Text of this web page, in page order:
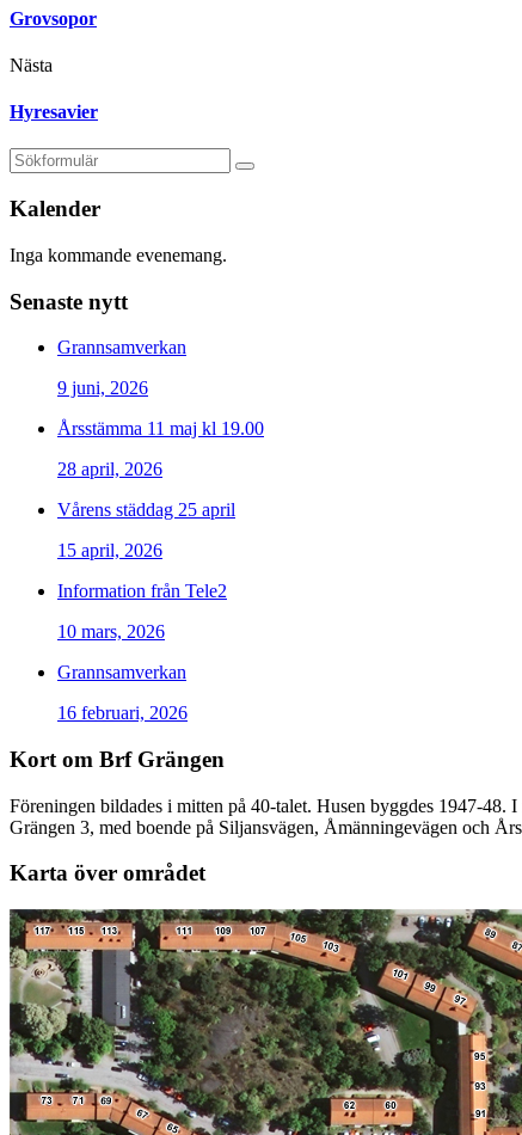
Grovsopor
Nästa
Hyresavier
Kalender
Inga kommande evenemang.
Senaste nytt
Grannsamverkan
9 juni, 2026
Årsstämma 11 maj kl 19.00
28 april, 2026
Vårens städdag 25 april
15 april, 2026
Information från Tele2
10 mars, 2026
Grannsamverkan
16 februari, 2026
Kort om Brf Grängen
Föreningen bildades i mitten på 40-talet. Husen byggdes 1947-48.
Grängen 3, med boende på Siljansvägen, Åmänningevägen och
Karta över området